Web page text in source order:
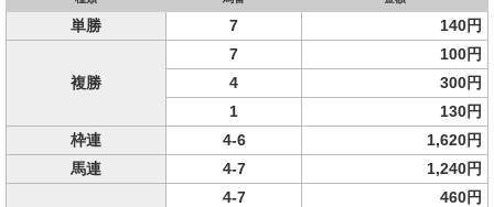
単勝 7 140円
複勝
7
100円
4
300円
1
130円
枠連
4-6
1,620円
馬連
4-7 1,240円
4-7
460円